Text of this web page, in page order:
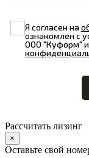
Я согласен на
ознакомлен с
ООО "Куформ"
Рассчитать лизинг
×
Оставьте свой